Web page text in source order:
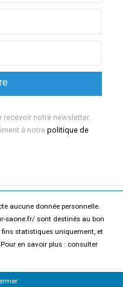
aucune donnée personnelle.
saone.fr/ sont destinés au bon
statistiques uniquement, et
en savoir plus : consulter
notre newsletter.
à notre politique de
de confidentialité
Contact
sur-Saône